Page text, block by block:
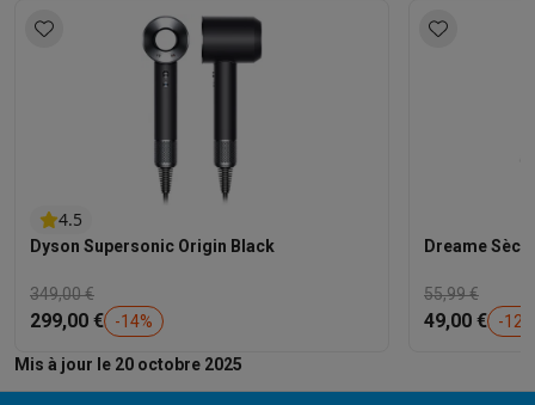
4.5
Dyson Supersonic Origin Black
349,00 €
299,00 € -14%
Dreame
55,99 €
49,00 € -12
Mis à jour le 20 octobre 2025